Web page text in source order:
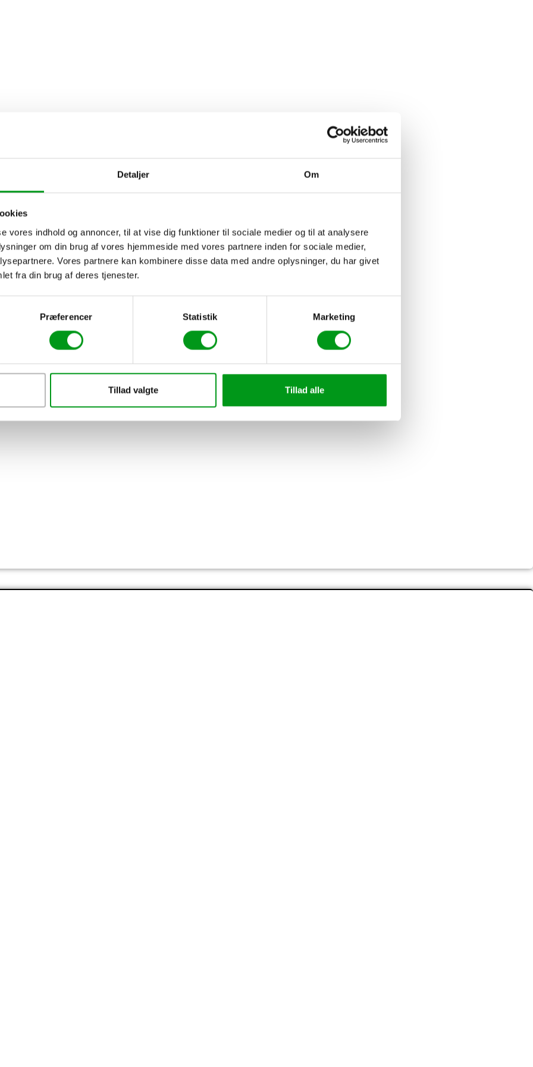
Detaljer Om
vores indhold og annoncer, til at vise dig funktioner til sociale medier og til at analysere
om din brug af vores hjemmeside med vores partnere inden for sociale medier,
Vores partnere kan kombinere disse data med andre oplysninger, du har givet
fra din brug af deres tjenester.
Præferencer Statistik Marketing
Tillad valgte Tillad alle